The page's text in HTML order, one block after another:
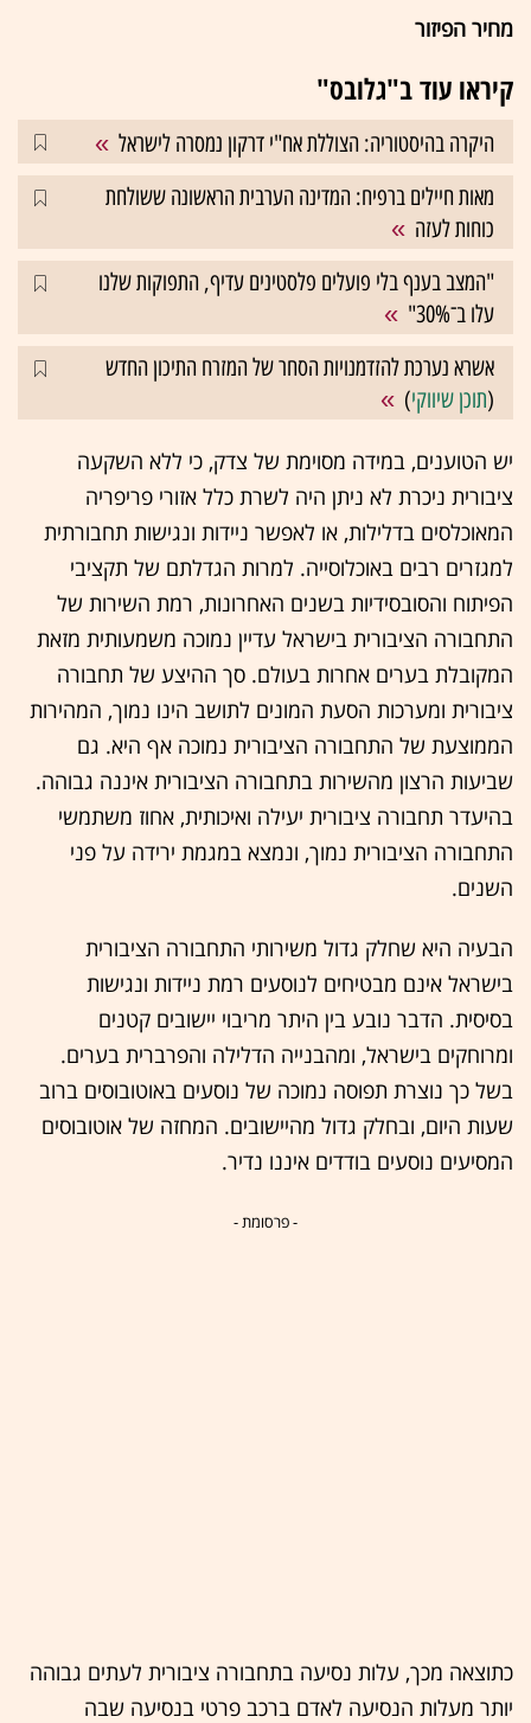
מחיר הפיזור
קיראו עוד ב"גלובס"
היקרה בהיסטוריה: הצוללת אח"י דרקון נמסרה לישראל
מאות חיילים ברפיח: המדינה הערבית הראשונה ששולחת
כוחות לעזה
"המצב בענף בלי פועלים פלסטינים עדיף, התפוקות שלנו
עלו ב־30%"
אשרא נערכת להזדמנויות הסחר של המזרח התיכון החדש
(תוכן שיווקי)
יש הטוענים, במידה מסוימת של צדק, כי ללא השקעה
ציבורית ניכרת לא ניתן היה לשרת כלל אזורי פריפריה
המאוכלסים בדלילות, או לאפשר ניידות ונגישות תחבורתית
למגזרים רבים באוכלוסייה. למרות הגדלתם של תקציבי
הפיתוח והסובסידיות בשנים האחרונות, רמת השירות של
התחבורה הציבורית בישראל עדיין נמוכה משמעותית מזאת
המקובלת בערים אחרות בעולם. סך ההיצע של תחבורה
ציבורית ומערכות הסעת המונים לתושב הינו נמוך, המהירות
הממוצעת של התחבורה הציבורית נמוכה אף היא. גם
שביעות הרצון מהשירות בתחבורה הציבורית איננה גבוהה.
בהיעדר תחבורה ציבורית יעילה ואיכותית, אחוז משתמשי
התחבורה הציבורית נמוך, ונמצא במגמת ירידה על פני
השנים.
הבעיה היא שחלק גדול משירותי התחבורה הציבורית
בישראל אינם מבטיחים לנוסעים רמת ניידות ונגישות
בסיסית. הדבר נובע בין היתר מריבוי יישובים קטנים
ומרוחקים בישראל, ומהבנייה הדלילה והפרברית בערים.
בשל כך נוצרת תפוסה נמוכה של נוסעים באוטובוסים ברוב
שעות היום, ובחלק גדול מהיישובים. המחזה של אוטובוסים
המסיעים נוסעים בודדים איננו נדיר.
- פרסומת -
כתוצאה מכך, עלות נסיעה בתחבורה ציבורית לעתים גבוהה
יותר מעלות הנסיעה לאדם ברכב פרטי בנסיעה שבה